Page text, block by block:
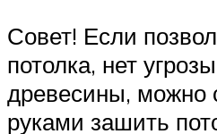
Совет! Если
потолка, нет
древесины, можно
руками зашить